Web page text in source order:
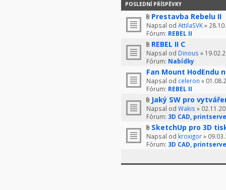
POSLEDNÍ PŘÍSPĚVKY
Prestavba Rebelu II
Napsal od AttilaSVK»
Fórum: REBEL II
REBEL II C
Napsal od Dinous »
Fórum: Nabídky
Fan Mount HodEndu
Napsal od celeron »
Fórum: REBEL II
Jaký SW pro
Napsal od Wakis »
Fórum: 3D CAD,
SketchUp pro 3D
Napsal od kroxigor»
Fórum: 3D CAD,